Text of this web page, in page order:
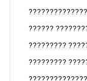
??????
?????????
?????????